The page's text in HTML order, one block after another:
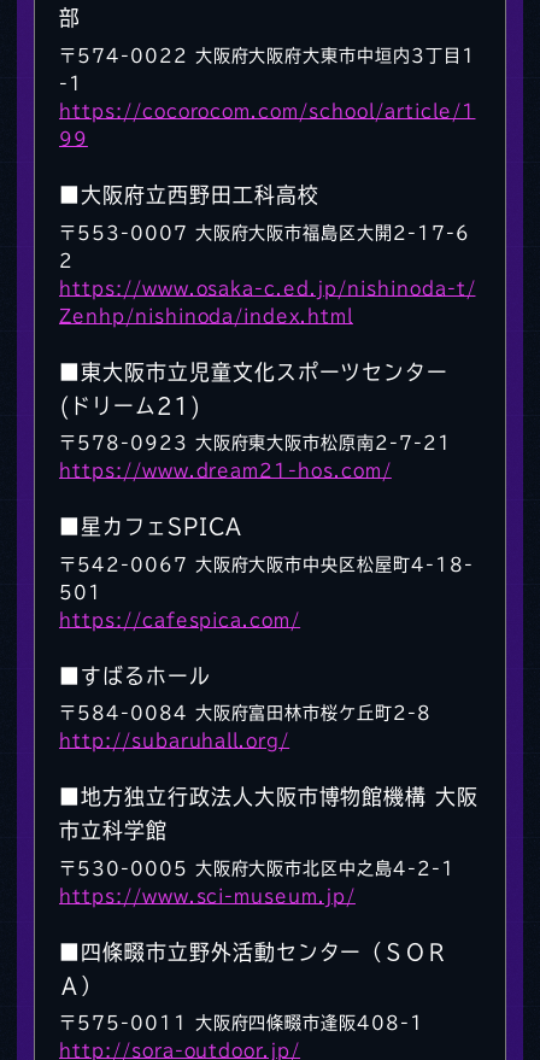
部
〒574-0022 大阪府大阪府大東市中垣内3丁目1
-1
https://cocorocom.com/school/article/1
99
■大阪府立西野田工科高校
〒553-0007 大阪府大阪市福島区大開2-17-6
2
https://www.osaka-c.ed.jp/nishinoda-t/
Zenhp/nishinoda/index.html
■東大阪市立児童文化スポーツセンター
(ドリーム21)
〒578-0923 大阪府東大阪市松原南2-7-21
https://www.dream21-hos.com/
■星カフェSPICA
〒542-0067 大阪府大阪市中央区松屋町4-18-
501
https://cafespica.com/
■すばるホール
〒584-0084 大阪府富田林市桜ケ丘町2-8
http://subaruhall.org/
■地方独立行政法人大阪市博物館機構 大阪
市立科学館
〒530-0005 大阪府大阪市北区中之島4-2-1
https://www.sci-museum.jp/
■四條畷市立野外活動センター（ＳＯＲ
Ａ）
〒575-0011 大阪府四條畷市逢阪408-1
http://sora-outdoor.jp/